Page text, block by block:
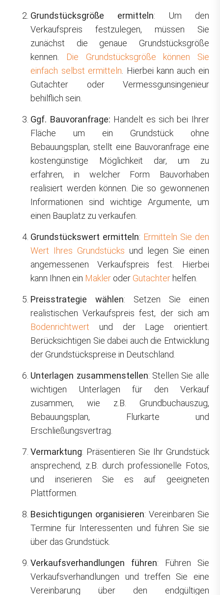
Grundstücksgröße ermitteln: Um den
Verkaufspreis festzulegen, müssen Sie
zunächst die genaue Grundstücksgröße
kennen. Die Grundstücksgröße können Sie
einfach selbst ermitteln . Hierbei kann auch ein
Gutachter oder Vermessgunsingenieur
behilflich sein.
Ggf. Bauvoranfrage: Handelt es sich bei Ihrer
Fläche um ein Grundstück ohne
Bebauungsplan, stellt eine Bauvoranfrage eine
kostengünstige Möglichkeit dar, um zu
erfahren, in welcher Form Bauvorhaben
realisiert werden können. Die so gewonnenen
Informationen sind wichtige Argumente, um
einen Bauplatz zu verkaufen.
Grundstückswert ermitteln: Ermitteln Sie den
Wert Ihres Grundstücks und legen Sie einen
angemessenen Verkaufspreis fest. Hierbei
kann Ihnen ein Makler oder Gutachter helfen.
Preisstrategie wählen: Setzen Sie einen
realistischen Verkaufspreis fest, der sich am
Bodenrichtwert und der Lage orientiert.
Berücksichtigen Sie dabei auch die Entwicklung
der Grundstückspreise in Deutschland.
Unterlagen zusammenstellen: Stellen Sie alle
wichtigen Unterlagen für den Verkauf
zusammen, wie z.B. Grundbuchauszug,
Bebauungsplan, Flurkarte und
Erschließungsvertrag.
Vermarktung: Präsentieren Sie Ihr Grundstück
ansprechend, z.B. durch professionelle Fotos,
und inserieren Sie es auf geeigneten
Plattformen.
Besichtigungen organisieren: Vereinbaren Sie
Termine für Interessenten und führen Sie sie
über das Grundstück.
Verkaufsverhandlungen führen: Führen Sie
Verkaufsverhandlungen und treffen Sie eine
Vereinbarung über den endgültigen